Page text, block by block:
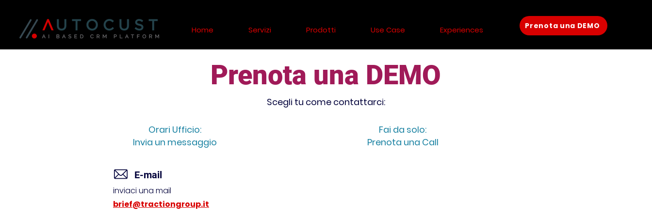
Home Servizi Prodotti Use Case Experiences Prenota una DEMO
Prenota una DEMO
Scegli tu come contattarci:
Orari Ufficio:
Invia un messaggio
E-mail
inviaci una mail
brief@tractiongroup.it
Fai da solo:
Prenota una Call